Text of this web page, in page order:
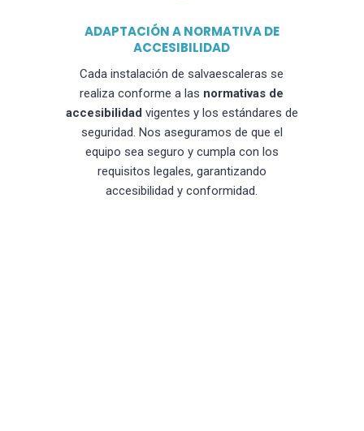
ADAPTACIÓN A NORMATIVA DE
ACCESIBILIDAD
Cada instalación de salvaescaleras se
realiza conforme a las normativas de
accesibilidad vigentes y los estándares de
seguridad. Nos aseguramos de que el
equipo sea seguro y cumpla con los
requisitos legales, garantizando
accesibilidad y conformidad.